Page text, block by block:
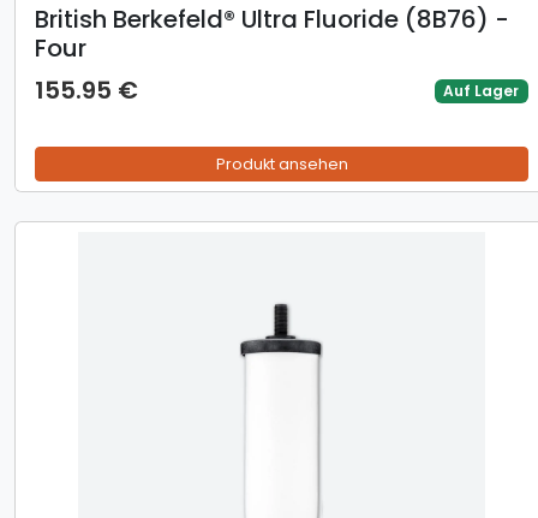
British Berkefeld® Ultra Fluoride (8B76) -
Four
155.95 €
Auf Lager
Produkt ansehen